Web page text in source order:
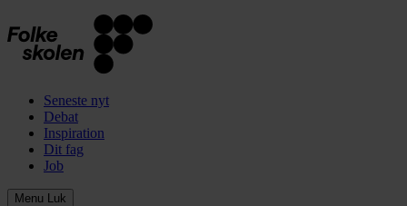
Seneste nyt
Debat
Inspiration
Dit fag
Job
Menu Luk